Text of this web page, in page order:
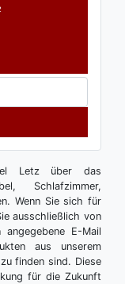
Letz über das
Schlafzimmer,
Wenn Sie sich für
ausschließlich von
E-Mail
aus unserem
finden sind. Diese
für die Zukunft